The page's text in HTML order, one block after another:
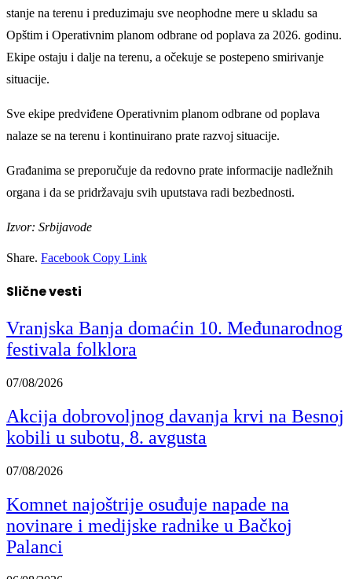
stanje na terenu i preduzimaju sve neophodne mere u skladu sa
Opštim i Operativnim planom odbrane od poplava za 2026. godinu.
Ekipe ostaju i dalje na terenu, a očekuje se postepeno smirivanje
situacije.
Sve ekipe predviđene Operativnim planom odbrane od poplava
nalaze se na terenu i kontinuirano prate razvoj situacije.
Građanima se preporučuje da redovno prate informacije nadležnih
organa i da se pridržavaju svih uputstava radi bezbednosti.
Izvor: Srbijavode
Share. Facebook Copy Link
Slične vesti
Vranjska Banja domaćin 10. Međunarodnog
festivala folklora
07/08/2026
Akcija dobrovoljnog davanja krvi na Besnoj
kobili u subotu, 8. avgusta
07/08/2026
Komnet najoštrije osuđuje napade na
novinare i medijske radnike u Bačkoj
Palanci